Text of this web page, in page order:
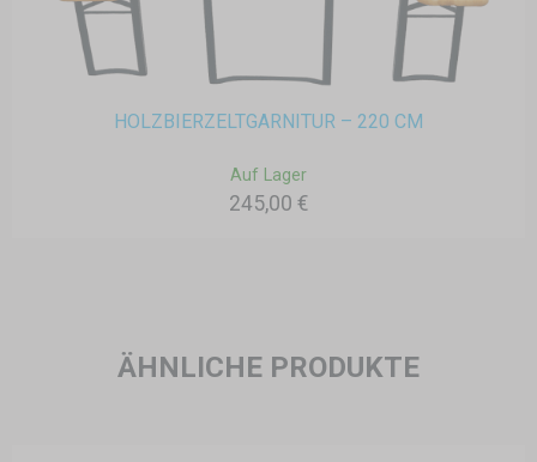
HOLZBIERZELTGARNITUR – 220 CM
Auf Lager
245,00 €
ÄHNLICHE PRODUKTE